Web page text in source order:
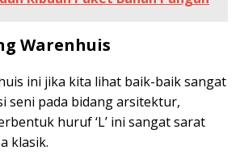
Warenhuis
ini jika kita lihat baik-baik sangat
seni pada bidang arsitektur,
huruf ‘L’ ini sangat sarat
klasik.